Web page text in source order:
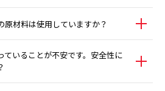
原材料は使用していますか？
ていることが不安です。安全性に